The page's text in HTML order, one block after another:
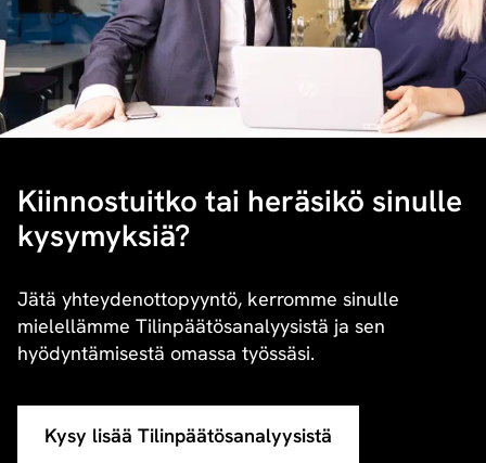
Kiinnostuitko tai heräsikö sinulle
kysymyksiä?
Jätä yhteydenottopyyntö, kerromme sinulle
mielellämme Tilinpäätösanalyysistä ja sen
hyödyntämisestä omassa työssäsi.
Kysy lisää Tilinpäätösanalyysistä